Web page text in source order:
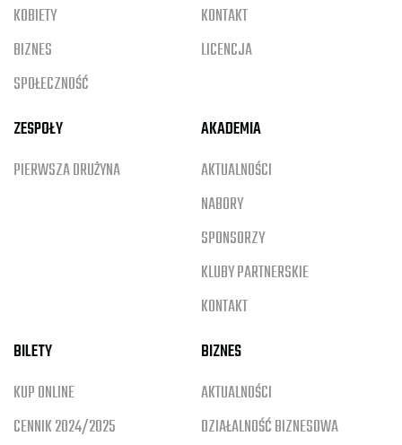
KOBIETY
BIZNES
SPOŁECZNOŚĆ
KONTAKT
LICENCJA
ZESPOŁY
PIERWSZA DRUŻYNA
AKADEMIA
AKTUALNOŚCI
NABORY
SPONSORZY
KLUBY PARTNERSKIE
KONTAKT
BILETY
KUP ONLINE
CENNIK 2024/2025
BIZNES
AKTUALNOŚCI
DZIAŁALNOŚĆ BIZNESOWA